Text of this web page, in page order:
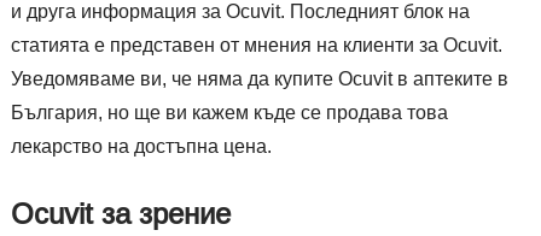
и друга информация за Ocuvit. Последният блок на
статията е представен от мнения на клиенти за Ocuvit.
Уведомяваме ви, че няма да купите Ocuvit в аптеките в
България, но ще ви кажем къде се продава това
лекарство на достъпна цена.
Ocuvit за зрение